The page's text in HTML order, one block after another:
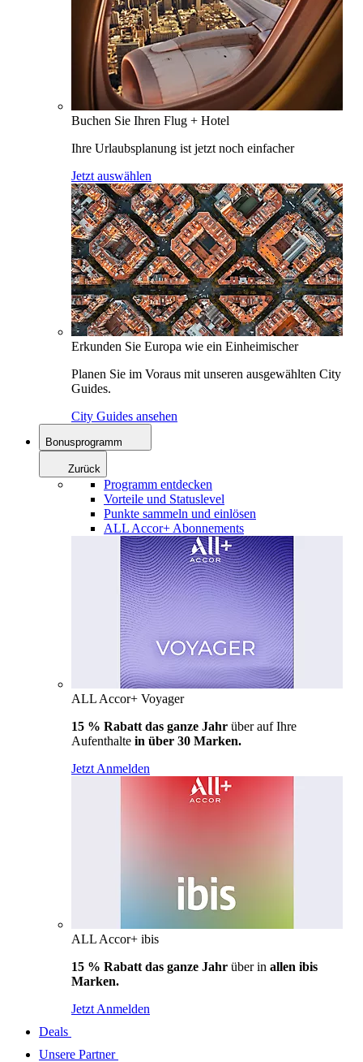
Buchen Sie Ihren Flug + Hotel
Ihre Urlaubsplanung ist jetzt noch einfacher
Jetzt auswählen
Erkunden Sie Europa wie ein Einheimischer
Planen Sie im Voraus mit unseren ausgewählten City
Guides.
City Guides ansehen
Bonusprogramm
Zurück
Programm entdecken
Vorteile und Statuslevel
Punkte sammeln und einlösen
ALL Accor+ Abonnements
ALL Accor+ Voyager
15 % Rabatt das ganze Jahr über auf Ihre
Aufenthalte in über 30 Marken.
Jetzt Anmelden
ALL Accor+ ibis
15 % Rabatt das ganze Jahr über in allen ibis
Marken.
Jetzt Anmelden
Deals
Unsere Partner